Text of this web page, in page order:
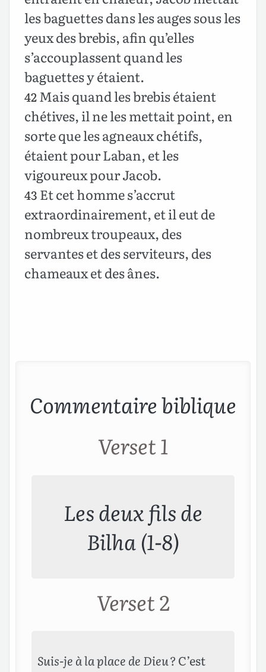
les baguettes dans les auges sous les
yeux des brebis, afin qu’elles
s’accouplassent quand les
baguettes y étaient.
42Mais quand les brebis étaient
chétives, il ne les mettait point, en
sorte que les agneaux chétifs,
étaient pour Laban, et les
vigoureux pour Jacob.
43 Et cet homme s’accrut
extraordinairement, et il eut de
nombreux troupeaux, des
servantes et des serviteurs, des
chameaux et des ânes.
Commentaire biblique
Verset 1
Les deux fils de
Bilha (1-8)
Verset 2
Suis-je à la place de Dieu ? C’est